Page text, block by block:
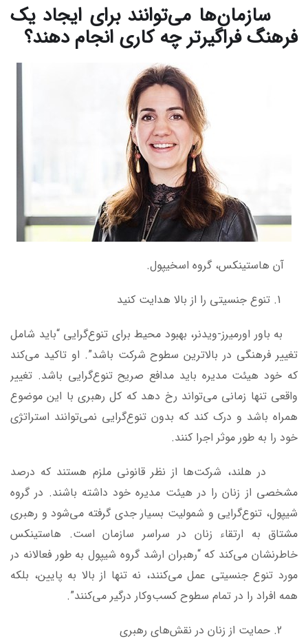
سازمان‌ها می‌توانند برای ایجاد یک
فرهنگ فراگیرتر چه کاری انجام دهند؟
آن هاستینکس، گروه اسخیپول.
تنوع جنسیتی را از بالا هدایت کنید
به باور اورمیرز-ویدنر، بهبود محیط برای تنوع‌گرایی “باید شامل
تغییر فرهنگی در بالاترین سطوح شرکت باشد”. او تاکید می‌کند
که خود هیئت مدیره باید مدافع صریح تنوع‌گرایی باشد. تغییر
واقعی تنها زمانی می‌تواند رخ دهد که کل رهبری با این موضوع
همراه باشد و درک کند که بدون تنوع‌گرایی نمی‌توانند استراتژی
خود را به طور موثر اجرا کنند.
در هلند، شرکت‌ها از نظر قانونی ملزم هستند که درصد
مشخصی از زنان را در هیئت مدیره خود داشته باشند. در گروه
شیپول، تنوع‌گرایی و شمولیت بسیار جدی گرفته می‌شود و رهبری
مشتاق به ارتقاء زنان در سراسر سازمان است. هاستینکس
خاطرنشان می‌کند که “رهبران ارشد گروه شیپول به طور فعالانه در
مورد تنوع جنسیتی عمل می‌کنند، نه تنها از بالا به پایین، بلکه
همه افراد را در تمام سطوح کسب‌وکار درگیر می‌کنند”.
حمایت از زنان در نقش‌های رهبری